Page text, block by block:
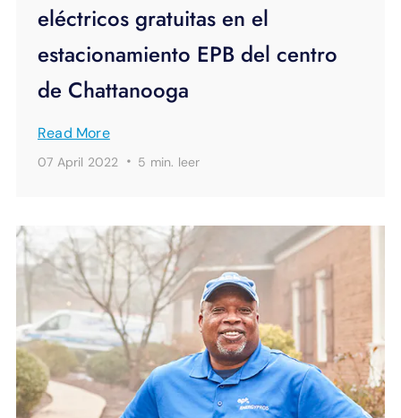
eléctricos gratuitas en el
estacionamiento EPB del centro
de Chattanooga
Read More
07 April 2022 · 5 min. leer